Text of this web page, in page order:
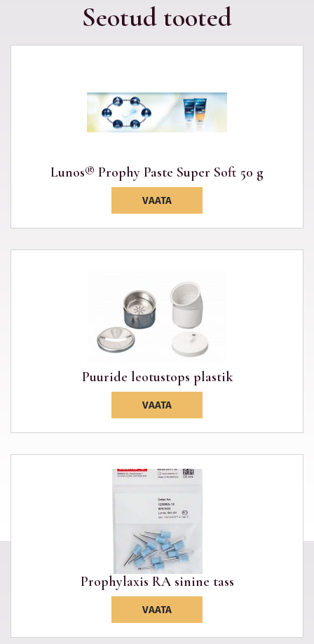
Seotud tooted
Lunos® Prophy Paste Super Soft 50 g
VAATA
Puuride leotustops plastik
VAATA
Prophylaxis RA sinine tass
VAATA